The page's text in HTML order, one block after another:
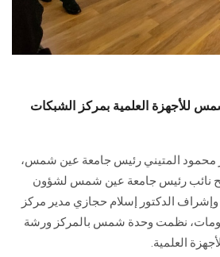
للأجهزة العلمية بمركز الشبكات
محمود المتيني رئيس جامعة عين شمس،
نائب رئيس جامعة عين شمس لشؤون
وإشراف الدكتور إسلام حجازي مدير مركز
نظمت وحدة شمس بالمركز ورشة
العلمية.